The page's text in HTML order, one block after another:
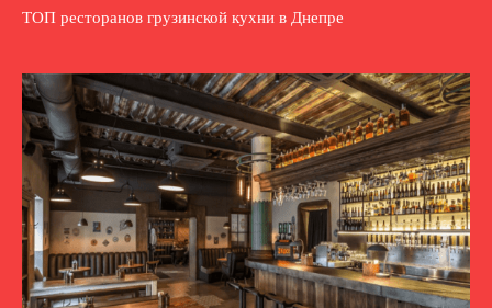
ТОП ресторанов грузинской кухни в Днепре